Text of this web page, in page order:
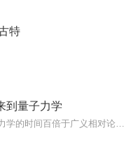
特
到量子力学